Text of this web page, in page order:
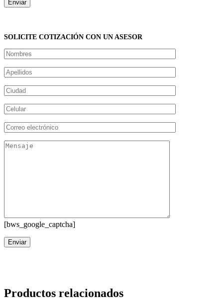
SOLICITE COTIZACIÓN CON UN ASESOR
[bws_google_captcha]
Productos relacionados